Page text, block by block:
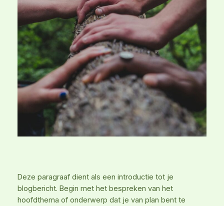
Deze paragraaf dient als een introductie tot je
blogbericht. Begin met het bespreken van het
hoofdthema of onderwerp dat je van plan bent te